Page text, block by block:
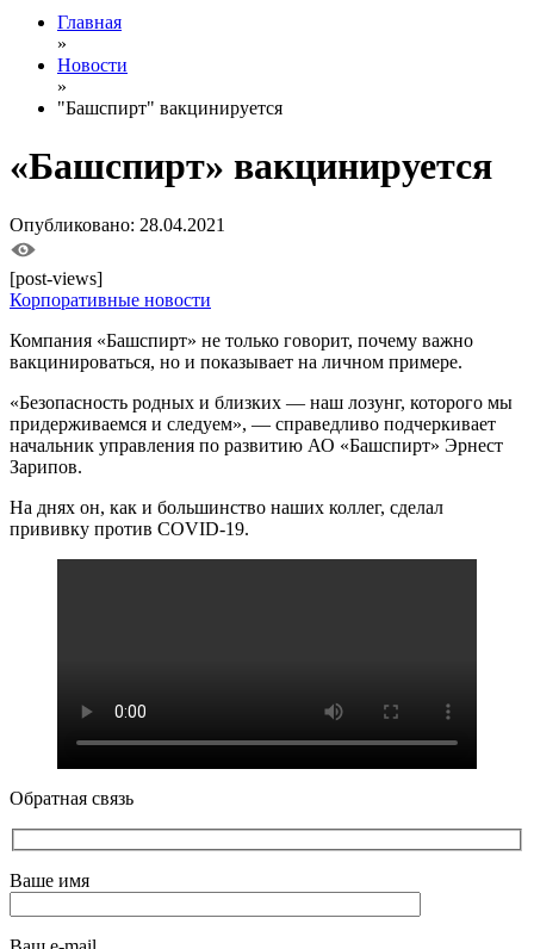
Главная
»
Новости
»
"Башспирт" вакцинируется
«Башспирт» вакцинируется
Опубликовано: 28.04.2021
[post-views]
Корпоративные новости
Компания «Башспирт» не только говорит, почему важно
вакцинироваться, но и показывает на личном примере.
«Безопасность родных и близких — наш лозунг, которого мы
придерживаемся и следуем», — справедливо подчеркивает
начальник управления по развитию АО «Башспирт» Эрнест
Зарипов.
На днях он, как и большинство наших коллег, сделал
прививку против COVID-19.
Обратная связь
Ваше имя